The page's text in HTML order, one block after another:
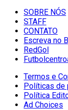
SOBRE NÓS
STAFF
CONTATO
Escreva no
RedGol
Termos e
Políticas de
Política
Ad Choices